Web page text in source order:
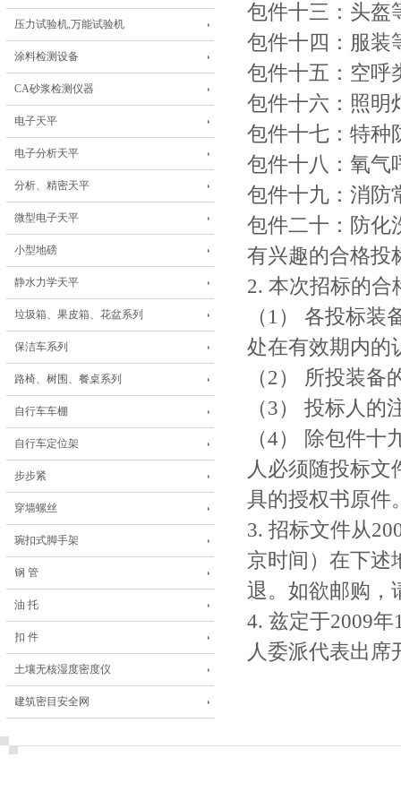
压力试验机,万能试验机
涂料检测设备
CA砂浆检测仪器
电子天平
电子分析天平
分析、精密天平
微型电子天平
小型地磅
静水力学天平
垃圾箱、果皮箱、花盆系列
保洁车系列
路椅、树围、餐桌系列
自行车车棚
自行车定位架
步步紧
穿墙螺丝
琬扣式脚手架
钢 管
油 托
扣 件
土壤无核湿度密度仪
建筑密目安全网
包件十三：头
包件十四：服
包件十五：空呼
包件十六：照明
包件十七：特种
包件十八：氧气
包件十九：消防
包件二十：防化
有兴趣的合格投
2. 本次招标的
（1） 各投标
处在有效期内的
（2） 所投装
（3） 投标人
（4） 除包件
人必须随投标
具的授权书原件
3. 招标文件从
京时间）在下述
退。如欲邮购，
4. 兹定于2009
人委派代表出席